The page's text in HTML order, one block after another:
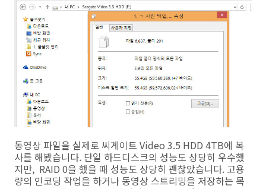
동영상 파일을 실제로 씨게이트 Video 3.5 HDD 4TB에 복
사를 해봤습니다. 단일 하드디스크의 성능도 상당히 우수했
지만, RAID 0을 했을 때 성능도 상당히 괜찮았습니다. 고용
량의 인코딩 작업을 하거나 동영상 스트리밍을 저장하는 목